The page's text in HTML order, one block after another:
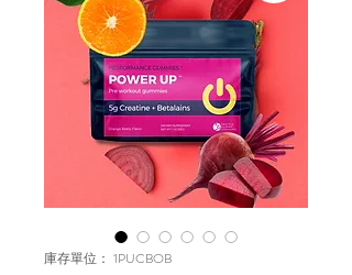
庫存單位： 1PUCBOB